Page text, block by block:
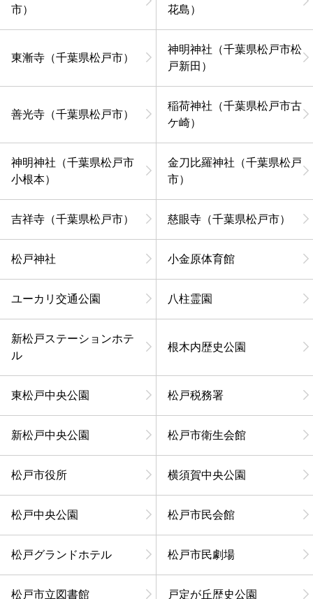
市）
花島）
東漸寺（千葉県松戸市）
神明神社（千葉県松戸市松
戸新田）
善光寺（千葉県松戸市）
稲荷神社（千葉県松戸市古
ケ崎）
神明神社（千葉県松戸市
小根本）
金刀比羅神社（千葉県松戸
市）
吉祥寺（千葉県松戸市） 慈眼寺（千葉県松戸市）
松戸神社 小金原体育館
ユーカリ交通公園 八柱霊園
新松戸ステーションホテ
ル
根木内歴史公園
東松戸中央公園 松戸税務署
新松戸中央公園 松戸市衛生会館
松戸市役所 横須賀中央公園
松戸中央公園 松戸市民会館
松戸グランドホテル 松戸市民劇場
松戸市立図書館 戸定が丘歴史公園